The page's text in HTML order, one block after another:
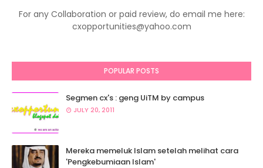
sumber :Mstar Online
For any Collaboration or paid review, do email me here:
cxopportunities@yahoo.com
POPULAR POSTS
Segmen cx's : geng UiTM by campus
JULY 20, 2011
Mereka memeluk Islam setelah melihat cara
'Pengkebumiaan Islam'